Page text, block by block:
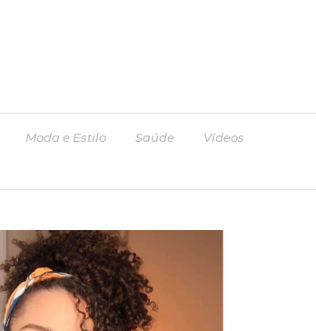
Moda e Estilo Saúde Vídeos